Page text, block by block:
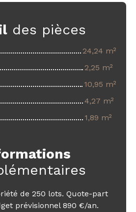
des pièces
24,24 m²
2,25 m²
10,95 m²
4,27 m²
1,89 m²
de 250 lots. Quote-part
prévisionnel 890 €/an.